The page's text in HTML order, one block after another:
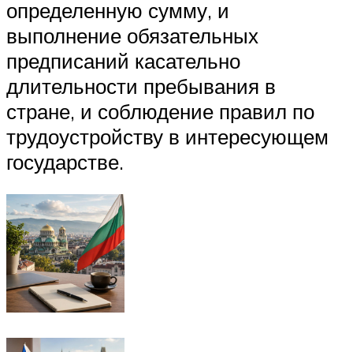
определенную сумму, и
выполнение обязательных
предписаний касательно
длительности пребывания в
стране, и соблюдение правил по
трудоустройству в интересующем
государстве.